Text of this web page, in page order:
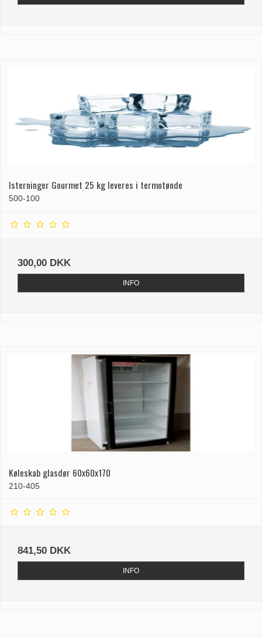
Isterninger Gourmet 25 kg leveres i termotønde
500-100
300,00 DKK
INFO
Køleskab glasdør 60x60x170
210-405
841,50 DKK
INFO